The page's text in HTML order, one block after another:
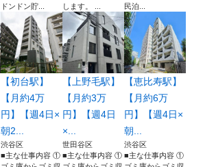
ドンドン貯...
します。 ...
民泊...
【初台駅】
【月約4万
円】【週4日×
朝2...
渋谷区
■主な仕事内容 ①
【上野毛駅】
【月約3万
円】【週4日
×...
世田谷区
■主な仕事内容 ①
【恵比寿駅】
【月約6万
円】【週4日×
朝...
渋谷区
■主な仕事内容 ①